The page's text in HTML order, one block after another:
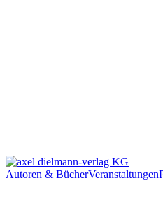
Autoren & BücherVeranstaltungen